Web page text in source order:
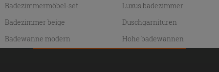
Badezimmermöbel-set
Luxus badezimmer
Badezimmer beige
Duschgarnituren
Badewanne modern
Hohe badewannen